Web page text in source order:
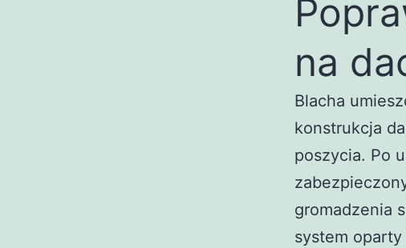
na
Blacha
konstrukcja
poszycia. Po
gromadzenia
system